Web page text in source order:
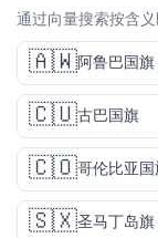
通过向量搜索按含
🇦🇼阿鲁巴国旗
🇨🇺古巴国旗
🇨🇴哥伦比亚国
🇸🇽圣马丁岛旗